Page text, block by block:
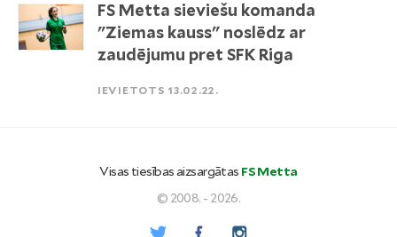
FS Metta sieviešu komanda
"Ziemas kauss" noslēdz ar
zaudējumu pret SFK Riga
IEVIETOTS 13.02.22.
Visas tiesības aizsargātas FS Metta
© 2008. - 2026.